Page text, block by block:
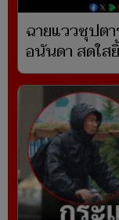
ฉายแววซุปต
อนันดา สดใ